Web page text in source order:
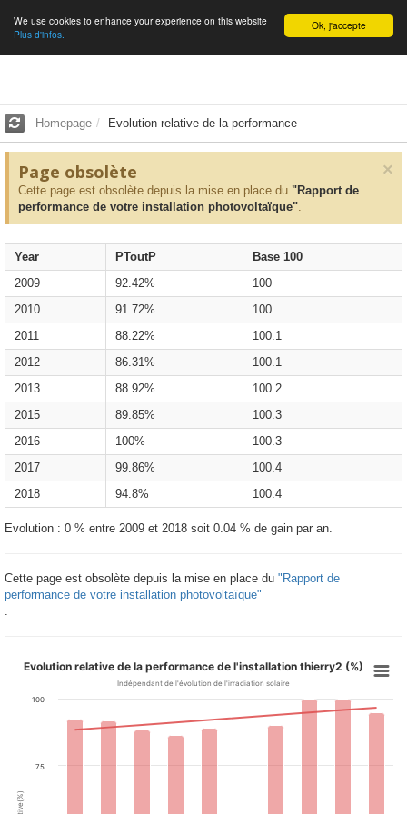
English Ok, j'accepte
We use cookies to enhance your experience on this website
Plus d'infos.
Homepage Evolution relative de la performance
×
Page obsolète
Cette page est obsolète depuis la mise en place du "Rapport de
performance de votre installation photovoltaïque".
Year PToutP
Base 100
2009
92.42%
100
2010
91.72%
100
2011
88.22%
100.1
2012
86.31%
100.1
2013
88.92%
100.2
2015
89.85%
100.3
2016
100%
100.3
2017
99.86%
100.4
2018
94.8% 100.4
Evolution : 0 % entre 2009 et 2018 soit 0.04 % de gain par an.
Cette page est obsolète depuis la mise en place du "Rapport de
performance de votre installation photovoltaïque"
Evolution relative de la performance de l'installation thierry2 (%)
Indépendant de l'évolution de l'irradiation solaire
75
100